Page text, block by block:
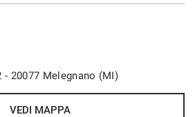
- 20077 Melegnano (MI)
VEDI MAPPA